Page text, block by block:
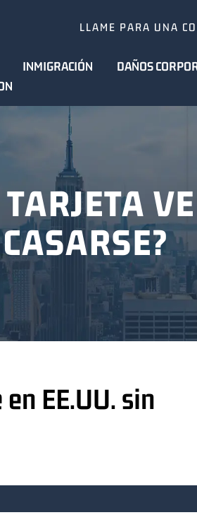
LLAME PARA UNA
INMIGRACIÓN DAÑOS
CASARSE?
EE.UU. sin